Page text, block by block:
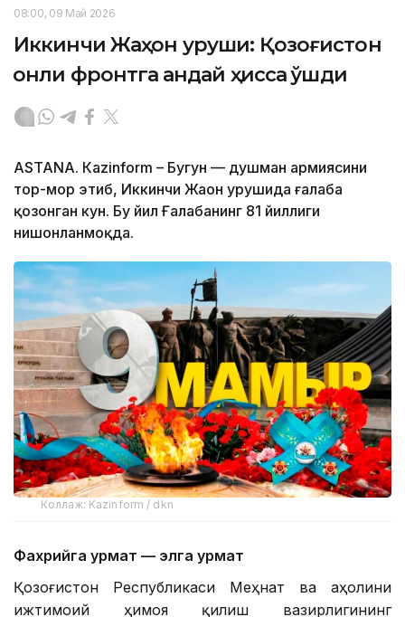
08:00, 09 Май 2026
Иккинчи Жаҳон уруши: Қозоғистон
қонли фронтга қандай ҳисса қўшди
ASTANА. Кazinform – Бугун — душман армиясини
тор-мор этиб, Иккинчи Жаҳон урушида ғалаба
қозонган кун. Бу йил Ғалабанинг 81 йиллиги
нишонланмоқда.
Коллаж: Kazinform / dkn
Фахрийга ҳурмат — элга ҳурмат
Қозоғистон Республикаси Меҳнат ва аҳолини
ижтимоий ҳимоя қилиш вазирлигининг